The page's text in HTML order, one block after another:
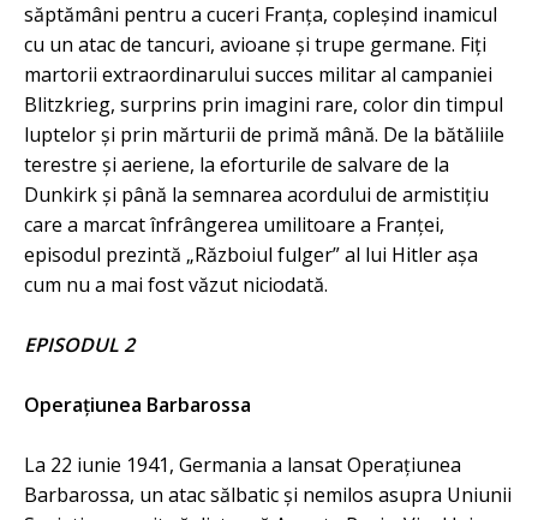
săptămâni pentru a cuceri Franța, copleșind inamicul
cu un atac de tancuri, avioane și trupe germane. Fiți
martorii extraordinarului succes militar al campaniei
Blitzkrieg, surprins prin imagini rare, color din timpul
luptelor și prin mărturii de primă mână. De la bătăliile
terestre și aeriene, la eforturile de salvare de la
Dunkirk și până la semnarea acordului de armistițiu
care a marcat înfrângerea umilitoare a Franței,
episodul prezintă „Războiul fulger” al lui Hitler așa
cum nu a mai fost văzut niciodată.
EPISODUL 2
Operațiunea Barbarossa
La 22 iunie 1941, Germania a lansat Operațiunea
Barbarossa, un atac sălbatic și nemilos asupra Uniunii